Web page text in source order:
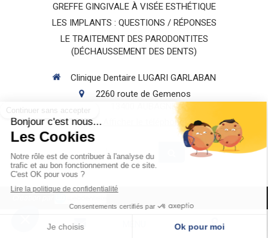
GREFFE GINGIVALE À VISÉE ESTHÉTIQUE
LES IMPLANTS : QUESTIONS / RÉPONSES
LE TRAITEMENT DES PARODONTITES
(DÉCHAUSSEMENT DES DENTS)
Clinique Dentaire LUGARI GARLABAN
2260 route de Gemenos
AUBAGNE
Afficher le téléphone